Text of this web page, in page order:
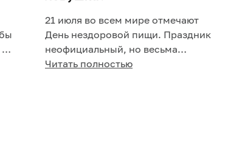
21 июля во всем мире отмечают
День нездоровой пищи. Праздник
неофициальный, но весьма
говорящий. Фаст-фуд давно
Читать полностью